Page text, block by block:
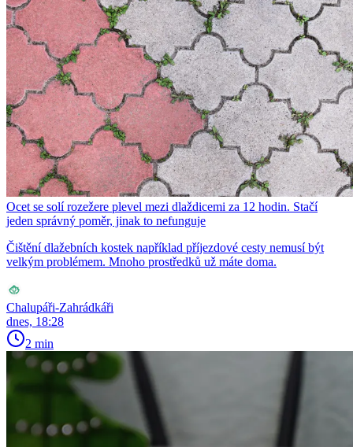
Ocet se solí rozežere plevel mezi dlaždicemi za 12 hodin. Stačí
jeden správný poměr, jinak to nefunguje
Čištění dlažebních kostek například příjezdové cesty nemusí být
velkým problémem. Mnoho prostředků už máte doma.
Chalupáři-Zahrádkáři
dnes, 18:28
2 min